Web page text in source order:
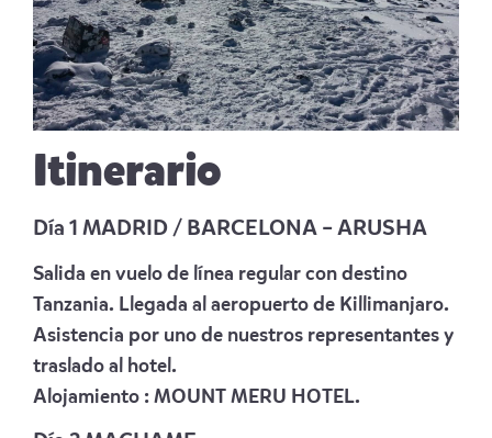
Itinerario
Día 1 MADRID / BARCELONA – ARUSHA
Salida en vuelo de línea regular con destino
Tanzania. Llegada al aeropuerto de Killimanjaro.
Asistencia por uno de nuestros representantes y
traslado al hotel.
Alojamiento : MOUNT MERU HOTEL.